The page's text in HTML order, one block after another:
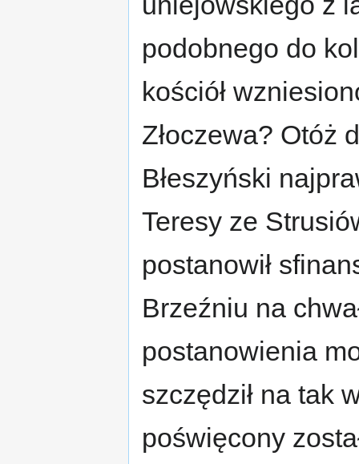
podobnego do
kościół
Złoczewa? Otóż
Błeszyński
Teresy ze
postanowił
Brzeźniu na
postanowienia
szczędził na tak
poświęcony